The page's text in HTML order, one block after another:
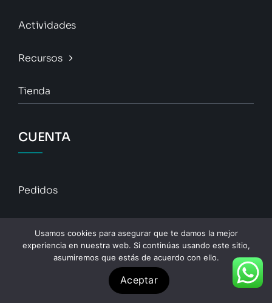
Actividades
Recursos
Tienda
CUENTA
Pedidos
Direcciones
Detalles De La Cuenta
Usamos cookies para asegurar que te damos la mejor
experiencia en nuestra web. Si continúas usando este sitio,
asumiremos que estás de acuerdo con ello.
Aceptar